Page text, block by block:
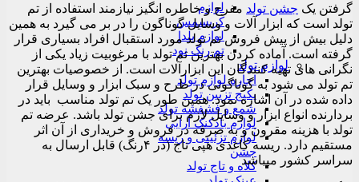
لوازم
کریسمس
لوازم یلدا
تم رنگ نود
لوازم تولد
اجاره لوازم تولد
پکیج تزیین تولد
شمع و فشفشه تولد
لوازم بادکنک آرایی
لوازم تزئینی و ریسه
جشن
کلاه و تاج تولد
گرفتن یک جشن تولد مفرح و خاطره انگیز نیازمند استفاده از تم
تولد است که ابزار آلات و وسایل گوناگون را در بر می گیرد به همین
دلیل بیش از پیش فروش تم تولد مورد استقبال افراد بسیاری قرار
گرفته است. آماده کردن بهترین تم تولد با مرغوبیت زیاد یکی از
نگرانی های تهیه کنندگان این ابزارآلات است. از خصوصیات بهترین
تم تولد می شود به گوناگونی در طرح و سبک ابزار و وسایل قرار
داده شده در آن اشاره نمود. همین طور یک تم تولد مناسب باید در
بردارنده انواع ابزار و وسایل لازم برای جشن تولد باشد. عرضه تم
تولد با هزینه مقرون و به صرفه در فروش و خریداری از آن اثر
مستقیم دارد. ریسه کاغذی هپی تاج (در ۴رنگ) قابل ارسال به
سراسر کشور میباشد